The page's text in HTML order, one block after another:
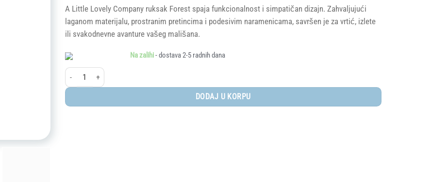
A Little Lovely Company ruksak Forest spaja funkcionalnost i simpatičan dizajn. Zahvaljujući
laganom materijalu, prostranim pretincima i podesivim naramenicama, savršen je za vrtić, izlete
ili svakodnevne avanture vašeg mališana.
Na zalihi- dostava 2-5 radnih dana
A Little Lovely Company® mini ruksak - Forest Friends količina
DODAJ U KORPU